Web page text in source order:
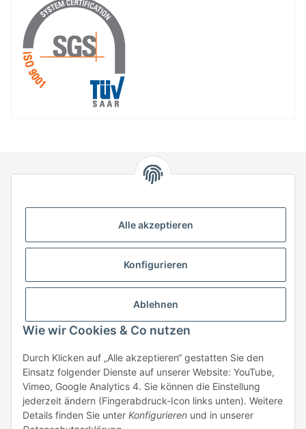
74538 Rosengarten-Uttenhofen
Telefon: +49 (0) 7907 943 690
Fax: +49 (0) 7907 942 0222
Mail:info@hstronic-gmbh.de
Beratung:+49 (0) 7907 943690
Anfragen oder Muster anfordern:
info@hstronic-gmbh.de
Alle akzeptieren
Konfigurieren
Ablehnen
Wie wir Cookies & Co nutzen
Durch Klicken auf „Alle akzeptieren“ gestatten Sie den
Einsatz folgender Dienste auf unserer Website: YouTube,
Vimeo, Google Analytics 4. Sie können die Einstellung
jederzeit ändern (Fingerabdruck-Icon links unten). Weitere
Details finden Sie unter Konfigurieren und in unserer